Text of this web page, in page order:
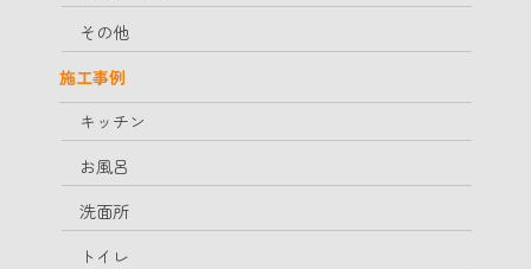
その他
施工事例
キッチン
お風呂
洗面所
トイレ